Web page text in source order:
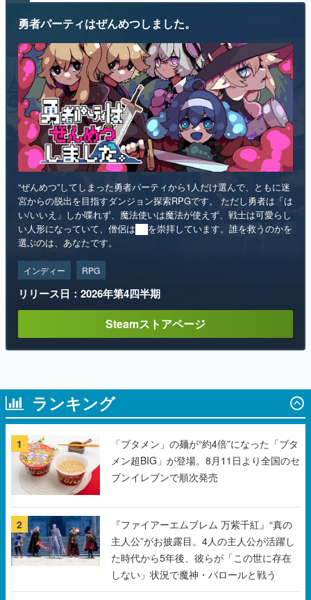
勇者パーティはぜんめつしました。
“ぜんめつ”してしまった勇者パーティから1人だけ選んで、ともに迷
宮からの脱出を目指すダンジョン探索RPGです。 ただし勇者は「は
い/いいえ」しか喋れず、魔法使いは魔法が使えず、戦士は可愛らし
い人形になっていて、僧侶は██を崇拝しています。誰を救うのかを
選ぶのは、あなたです。
インディー RPG
リリース日：2026年第4四半期
Steamストアページ
ランキング
1
「ブタメン」の麺が“約4倍”になった「ブタ
メン超BIG」が登場。8月11日より全国のセ
ブンイレブンで順次発売
2
『ファイアーエムブレム 万紫千紅』“真の
主人公”がお披露目。4人の主人公が活躍し
た時代から5年後、彼らが「この世に存在
しない」状況で魔神・バロールと戦う